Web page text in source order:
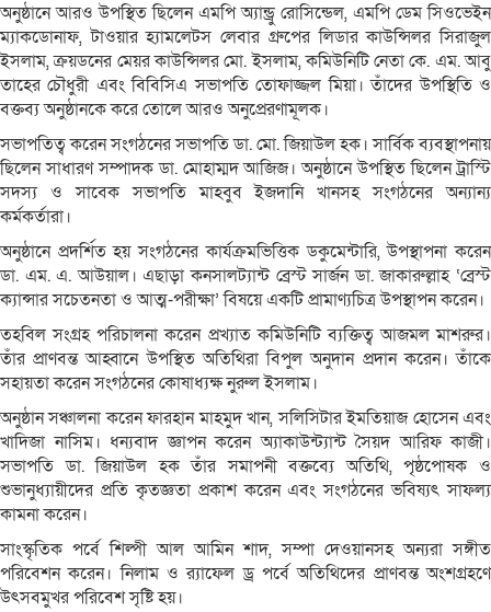
অনুষ্ঠানে আরও উপস্থিত ছিলেন এমপি অ্যান্ড্রু রোসিন্ডেল, এমপি ডেম সিওভেইন
ম্যাকডোনাফ, টাওয়ার হ্যামলেটস লেবার গ্রুপের লিডার কাউন্সিলর সিরাজুল
ইসলাম, ক্রয়ডনের মেয়র কাউন্সিলর মো. ইসলাম, কমিউনিটি নেতা কে. এম. আবু
তাহের চৌধুরী এবং বিবিসিএ সভাপতি তোফাজ্জল মিয়া। তাঁদের উপস্থিতি ও
বক্তব্য অনুষ্ঠানকে করে তোলে আরও অনুপ্রেরণামূলক।
সভাপতিত্ব করেন সংগঠনের সভাপতি ডা. মো. জিয়াউল হক। সার্বিক ব্যবস্থাপনায়
ছিলেন সাধারণ সম্পাদক ডা. মোহাম্মদ আজিজ। অনুষ্ঠানে উপস্থিত ছিলেন ট্রাস্টি
সদস্য ও সাবেক সভাপতি মাহবুব ইজদানি খানসহ সংগঠনের অন্যান্য
কর্মকর্তারা।
অনুষ্ঠানে প্রদর্শিত হয় সংগঠনের কার্যক্রমভিত্তিক ডকুমেন্টারি, উপস্থাপনা করেন
ডা. এম. এ. আউয়াল। এছাড়া কনসালট্যান্ট ব্রেস্ট সার্জন ডা. জাকারুল্লাহ ‘ব্রেস্ট
ক্যান্সার সচেতনতা ও আত্ম-পরীক্ষা’ বিষয়ে একটি প্রামাণ্যচিত্র উপস্থাপন করেন।
তহবিল সংগ্রহ পরিচালনা করেন প্রখ্যাত কমিউনিটি ব্যক্তিত্ব আজমল মাশরুর।
তাঁর প্রাণবন্ত আহ্বানে উপস্থিত অতিথিরা বিপুল অনুদান প্রদান করেন। তাঁকে
সহায়তা করেন সংগঠনের কোষাধ্যক্ষ নুরুল ইসলাম।
অনুষ্ঠান সঞ্চালনা করেন ফারহান মাহমুদ খান, সলিসিটার ইমতিয়াজ হোসেন এবং
খাদিজা নাসিম। ধন্যবাদ জ্ঞাপন করেন অ্যাকাউন্ট্যান্ট সৈয়দ আরিফ কাজী।
সভাপতি ডা. জিয়াউল হক তাঁর সমাপনী বক্তব্যে অতিথি, পৃষ্ঠপোষক ও
শুভানুধ্যায়ীদের প্রতি কৃতজ্ঞতা প্রকাশ করেন এবং সংগঠনের ভবিষ্যৎ সাফল্য
কামনা করেন।
সাংস্কৃতিক পর্বে শিল্পী আল আমিন শাদ, সম্পা দেওয়ানসহ অন্যরা সঙ্গীত
পরিবেশন করেন। নিলাম ও র‌্যাফেল ড্র পর্বে অতিথিদের প্রাণবন্ত অংশগ্রহণে
উৎসবমুখর পরিবেশ সৃষ্টি হয়।